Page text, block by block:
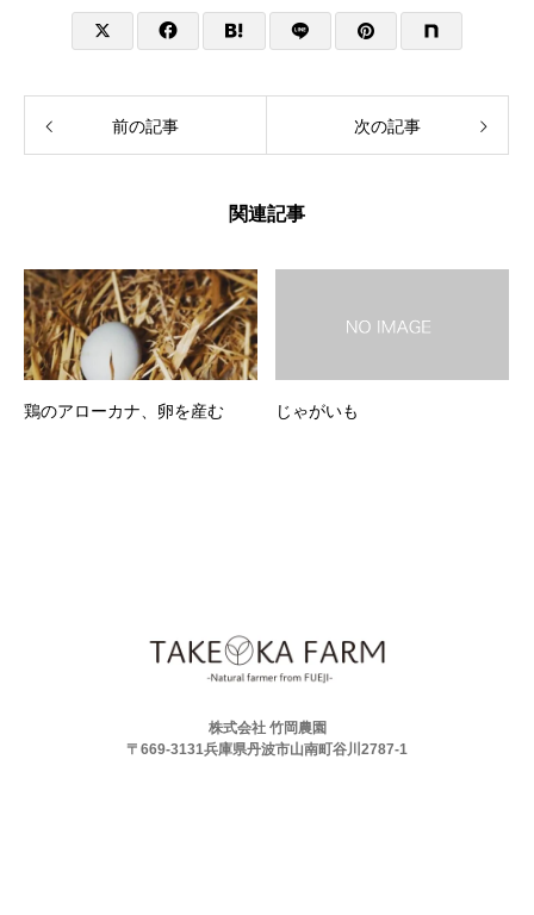
前の記事 次の記事
関連記事
鶏のアローカナ、卵を産む じゃがいも
株式会社 竹岡農園
〒669-3131兵庫県丹波市山南町谷川2787-1